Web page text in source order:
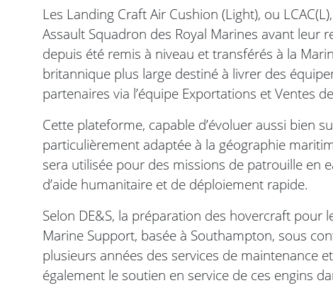
Les Landing Craft Air Cushion (Light), ou
Assault Squadron des Royal Marines avant leur
depuis été remis à niveau et transférés à la
britannique plus large destiné à livrer des
partenaires via l’équipe Exportations et Ventes
Cette plateforme, capable d’évoluer aussi bien
particulièrement adaptée à la géographie
sera utilisée pour des missions de patrouille en
d’aide humanitaire et de déploiement rapide.
Selon DE&S, la préparation des hovercraft pour
Marine Support, basée à Southampton, sous
plusieurs années des services de maintenance
également le soutien en service de ces engins